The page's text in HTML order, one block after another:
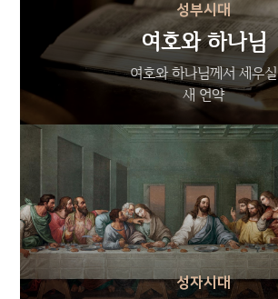
성부시대
여호와 하나님
여호와 하나님께서 세우실
새 언약
성자시대